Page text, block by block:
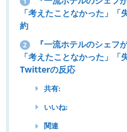
「考えたことなかった」
約
2
『一流ホテルのシェフ
「考えたことなかった」
Twitterの反応
共有:
いいね:
関連